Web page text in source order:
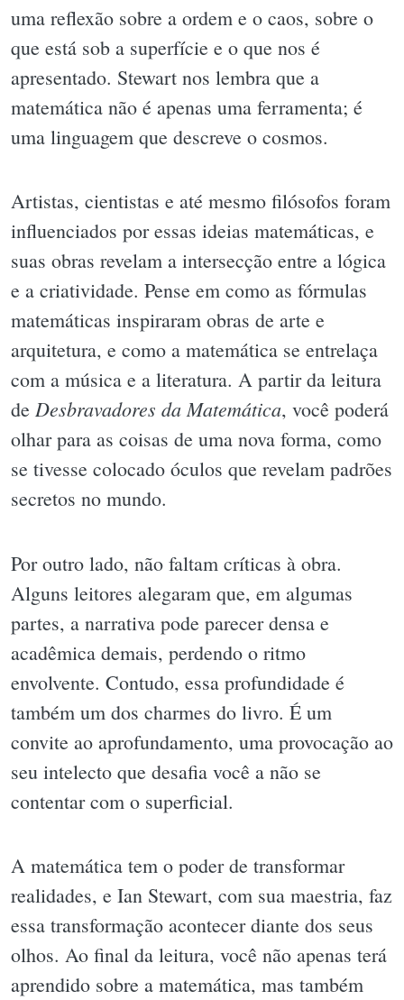
uma reflexão sobre a ordem e o caos, sobre o
que está sob a superfície e o que nos é
apresentado. Stewart nos lembra que a
matemática não é apenas uma ferramenta; é
uma linguagem que descreve o cosmos.
Artistas, cientistas e até mesmo filósofos foram
influenciados por essas ideias matemáticas, e
suas obras revelam a intersecção entre a lógica
e a criatividade. Pense em como as fórmulas
matemáticas inspiraram obras de arte e
arquitetura, e como a matemática se entrelaça
com a música e a literatura. A partir da leitura
de Desbravadores da Matemática, você poderá
olhar para as coisas de uma nova forma, como
se tivesse colocado óculos que revelam padrões
secretos no mundo.
Por outro lado, não faltam críticas à obra.
Alguns leitores alegaram que, em algumas
partes, a narrativa pode parecer densa e
acadêmica demais, perdendo o ritmo
envolvente. Contudo, essa profundidade é
também um dos charmes do livro. É um
convite ao aprofundamento, uma provocação ao
seu intelecto que desafia você a não se
contentar com o superficial.
A matemática tem o poder de transformar
realidades, e Ian Stewart, com sua maestria, faz
essa transformação acontecer diante dos seus
olhos. Ao final da leitura, você não apenas terá
aprendido sobre a matemática, mas também